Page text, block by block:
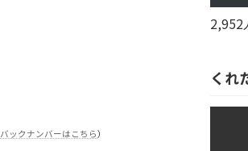
バックナンバーはこちら）
2,952
くれ